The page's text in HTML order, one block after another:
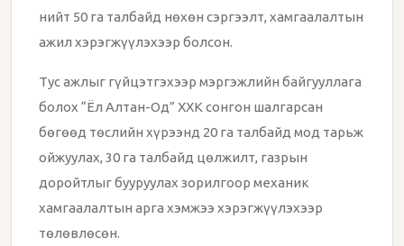
нийт 50 га талбайд нөхөн сэргээлт, хамгаалалтын
ажил хэрэгжүүлэхээр болсон.
Тус ажлыг гүйцэтгэхээр мэргэжлийн байгууллага
болох “Ёл Алтан-Од” ХХК сонгон шалгарсан
бөгөөд төслийн хүрээнд 20 га талбайд мод тарьж
ойжуулах, 30 га талбайд цөлжилт, газрын
доройтлыг бууруулах зорилгоор механик
хамгаалалтын арга хэмжээ хэрэгжүүлэхээр
төлөвлөсөн.